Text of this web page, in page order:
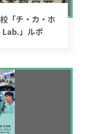
「チ・カ・ホ
」ルポ